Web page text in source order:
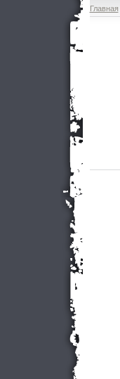
Главная